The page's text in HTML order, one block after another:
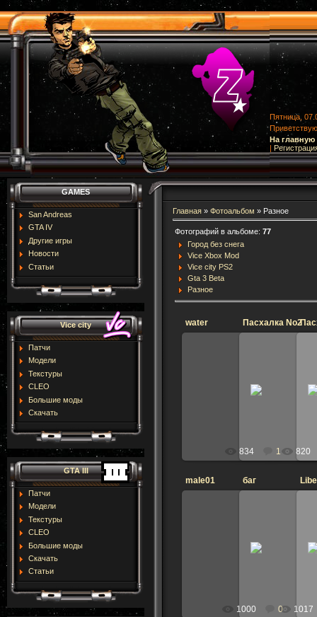
Пятница,
На главную
|
GAMES
San Andreas
GTA IV
Другие игры
Новости
Статьи
Vice city
Патчи
Модели
Текстуры
CLEO
Большие моды
Скачать
GTA III
Патчи
Модели
Текстуры
CLEO
Большие моды
Скачать
Статьи
Главная » Фотоальбом » Разное
Фотографий в альбоме: 77
Город без снега
Vice Xbox Mod
Vice city PS2
Gta 3 Beta
Разное
water
Прозрачная вода
834 1
Пасхалка No2
Рингтон
Music из
820
male01
Отличия
1000 0
баг
напишите
1017